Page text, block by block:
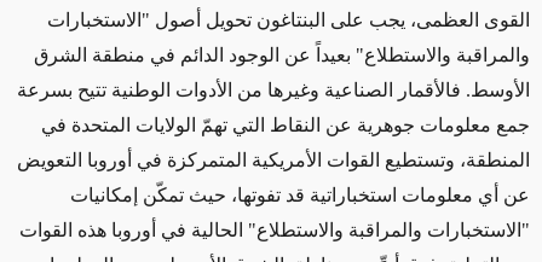
القوى العظمى، يجب على البنتاغون تحويل أصول "الاستخبارات
والمراقبة والاستطلاع" بعيداً عن الوجود الدائم في منطقة الشرق
الأوسط. فالأقمار الصناعية وغيرها من الأدوات الوطنية تتيح بسرعة
جمع معلومات جوهرية عن النقاط التي تهمّ الولايات المتحدة في
المنطقة، وتستطيع القوات الأمريكية المتمركزة في أوروبا التعويض
عن أي معلومات استخباراتية قد تفوتها، حيث تمكّن إمكانيات
"الاستخبارات والمراقبة والاستطلاع" الحالية في أوروبا هذه القوات